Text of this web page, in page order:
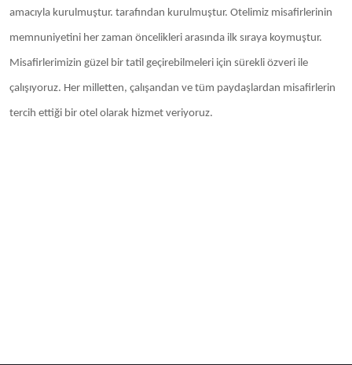
amacıyla kurulmuştur. tarafından kurulmuştur. Otelimiz misafirlerinin
memnuniyetini her zaman öncelikleri arasında ilk sıraya koymuştur.
Misafirlerimizin güzel bir tatil geçirebilmeleri için sürekli özveri ile
çalışıyoruz. Her milletten, çalışandan ve tüm paydaşlardan misafirlerin
tercih ettiği bir otel olarak hizmet veriyoruz.